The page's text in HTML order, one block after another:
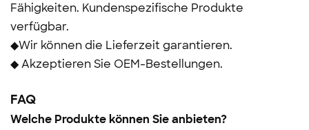
Fähigkeiten. Kundenspezifische Produkte
verfügbar.
◆Wir können die Lieferzeit garantieren.
◆ Akzeptieren Sie OEM-Bestellungen.
FAQ
Welche Produkte können Sie anbieten?